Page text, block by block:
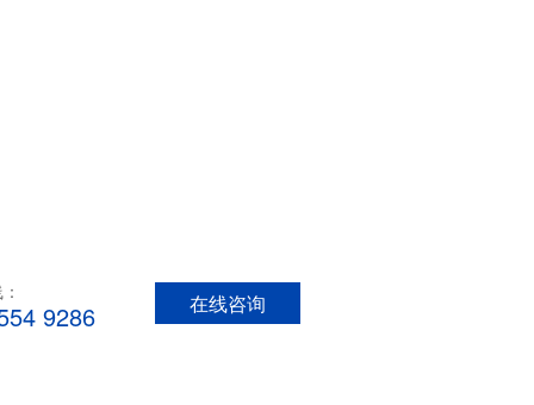
9286 在线咨询